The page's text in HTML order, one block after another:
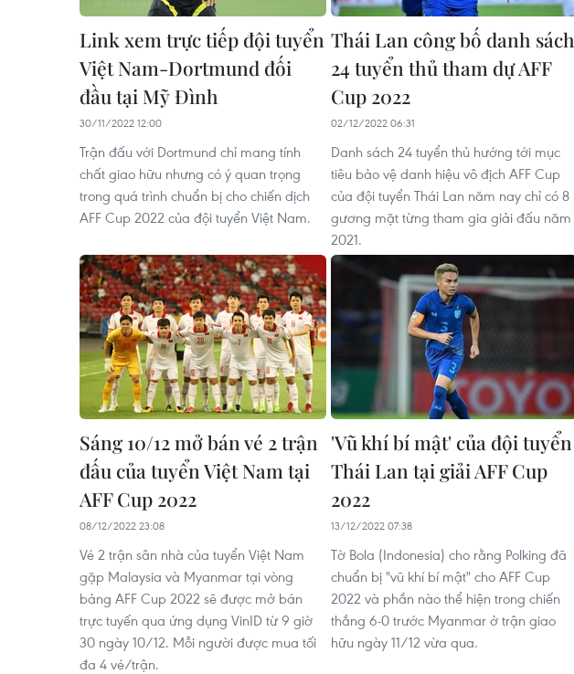
Link xem trực tiếp đội tuyển
Việt Nam-Dortmund đối
đầu tại Mỹ Đình
30/11/2022 12:00
Trận đấu với Dortmund chỉ mang tính
chất giao hữu nhưng có ý quan trọng
trong quá trình chuẩn bị cho chiến dịch
AFF Cup 2022 của đội tuyển Việt Nam.
Thái Lan công bố danh sách
24 tuyển thủ tham dự AFF
Cup 2022
02/12/2022 06:31
Danh sách 24 tuyển thủ hướng tới mục
tiêu bảo vệ danh hiệu vô địch AFF Cup
của đội tuyển Thái Lan năm nay chỉ có 8
gương mặt từng tham gia giải đấu năm
2021.
Sáng 10/12 mở bán vé 2 trận
đấu của tuyển Việt Nam tại
AFF Cup 2022
08/12/2022 23:08
Vé 2 trận sân nhà của tuyển Việt Nam
gặp Malaysia và Myanmar tại vòng
bảng AFF Cup 2022 sẽ được mở bán
trực tuyến qua ứng dụng VinID từ 9 giờ
30 ngày 10/12. Mỗi người được mua tối
đa 4 vé/trận.
'Vũ khí bí mật' của đội tuyển
Thái Lan tại giải AFF Cup
2022
13/12/2022 07:38
Tờ Bola (Indonesia) cho rằng Polking đã
chuẩn bị "vũ khí bí mật" cho AFF Cup
2022 và phần nào thể hiện trong chiến
thắng 6-0 trước Myanmar ở trận giao
hữu ngày 11/12 vừa qua.